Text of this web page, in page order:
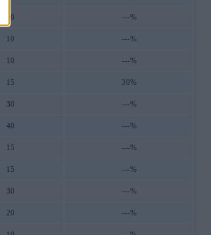
10 ---%
10 ---%
10 ---%
15 30%
30 ---%
40 ---%
15 ---%
15 ---%
30 ---%
20 ---%